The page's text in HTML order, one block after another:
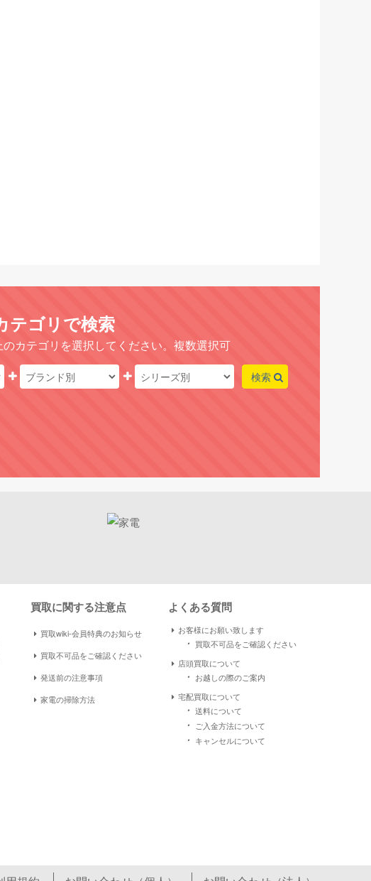
テゴリで検索
カテゴリを選択してください。複数選択可
検索
買取に関する注意点
買取wiki-会員特典のお知らせ
買取不可品をご確認ください
発送前の注意事項
家電の掃除方法
よくある質問
お客様にお願い致します
・ 買取不可品をご確認ください
店頭買取について
・ お越しの際のご案内
宅配買取について
・ 送料について
・ ご入金方法について
・ キャンセルについて